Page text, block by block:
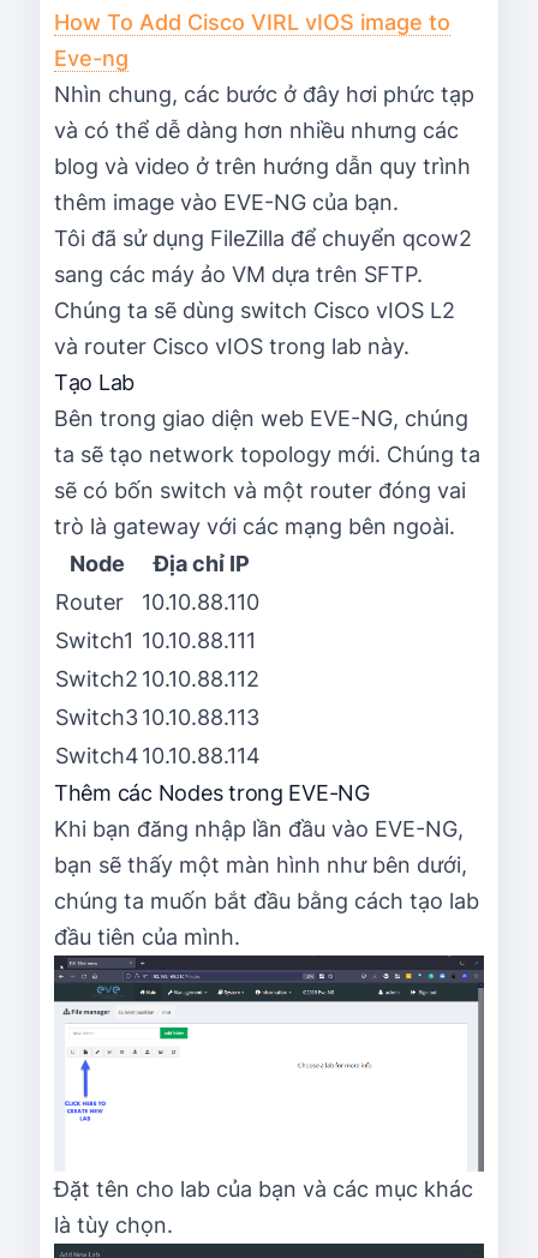
How To Add Cisco VIRL vIOS image to
Eve-ng
Nhìn chung, các bước ở đây hơi phức tạp
và có thể dễ dàng hơn nhiều nhưng các
blog và video ở trên hướng dẫn quy trình
thêm image vào EVE-NG của bạn.
Tôi đã sử dụng FileZilla để chuyển qcow2
sang các máy ảo VM dựa trên SFTP.
Chúng ta sẽ dùng switch Cisco vIOS L2
và router Cisco vIOS trong lab này.
Tạo Lab
Bên trong giao diện web EVE-NG, chúng
ta sẽ tạo network topology mới. Chúng ta
sẽ có bốn switch và một router đóng vai
trò là gateway với các mạng bên ngoài.
Node
Địa chỉ IP
Router
10.10.88.110
Switch1 10.10.88.111
Switch2 10.10.88.112
Switch310.10.88.113
Switch410.10.88.114
Thêm các Nodes trong EVE-NG
Khi bạn đăng nhập lần đầu vào EVE-NG,
bạn sẽ thấy một màn hình như bên dưới,
chúng ta muốn bắt đầu bằng cách tạo lab
đầu tiên của mình.
Đặt tên cho lab của bạn và các mục khác
là tùy chọn.